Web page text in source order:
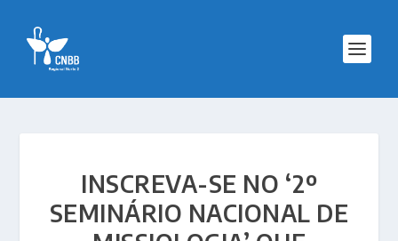
INSCREVA-SE NO ‘2º
SEMINÁRIO NACIONAL DE